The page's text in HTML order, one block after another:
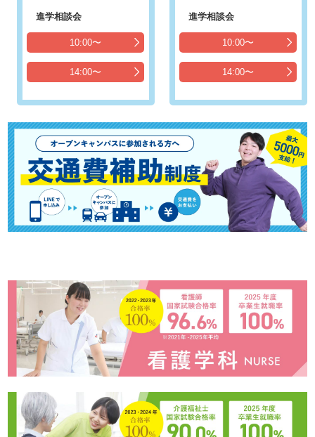
進学相談会
10:00〜
14:00〜
進学相談会
10:00〜
14:00〜